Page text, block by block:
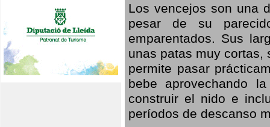
Los vencejos son una
pesar de su
emparentados. Sus
unas patas muy cortas,
permite pasar
bebe aprovechando
construir el nido e
períodos de descanso